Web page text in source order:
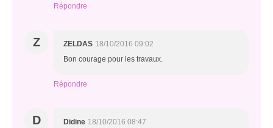
Répondre
Z ZELDAS 18/10/2016 09:02
Bon courage pour les travaux.
Répondre
D Didine 18/10/2016 08:47